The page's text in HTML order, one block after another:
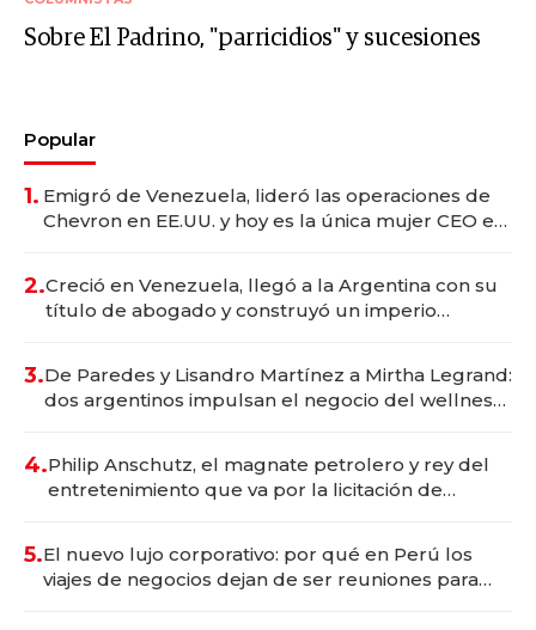
Sobre El Padrino, "parricidios" y sucesiones
Popular
1. Emigró de Venezuela, lideró las operaciones de
Chevron en EE.UU. y hoy es la única mujer CEO en
2.Creció en Venezuela, llegó a la Argentina con su
título de abogado y construyó un imperio
3.De Paredes y Lisandro Martínez a Mirtha Legrand:
dos argentinos impulsan el negocio del wellness
4.Philip Anschutz, el magnate petrolero y rey del
entretenimiento que va por la licitación de
5.El nuevo lujo corporativo: por qué en Perú los
viajes de negocios dejan de ser reuniones para